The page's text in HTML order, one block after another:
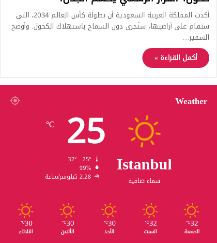
أكدت المملكة العربية السعودية أن بطولة كأس العالم 2034، التي
ستقام على أراضيها، ستُجرى دون السماح باستهلاك الكحول. وأوضح
السفير…
أكمل القراءة »
Weather
Istanbul
سماء صافية
25
℃
99%
2.28 كيلومتر/ساعة
32
℃
الجمعة
32
℃
السبت
30
℃
الأحد
30
℃
الأثنين
30
℃
الثلاثاء